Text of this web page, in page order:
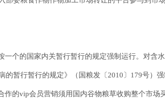
一个的国家内关暂行暂行的规定强制运行。对含
的暂行暂行的规定》（国粮发〔2010〕179号）强
作的vip会员营销须用国内谷物粮草收购整个市